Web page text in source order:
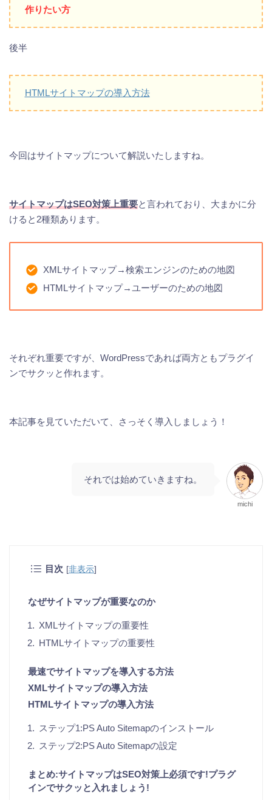
作りたい方
後半
HTMLサイトマップの導入方法
今回はサイトマップについて解説いたしますね。
サイトマップはSEO対策上重要と言われており、大まかに分
けると2種類あります。
XMLサイトマップ→検索エンジンのための地図
HTMLサイトマップ→ユーザーのための地図
それぞれ重要ですが、WordPressであれば両方ともプラグイ
ンでサクッと作れます。
本記事を見ていただいて、さっそく導入しましょう！
それでは始めていきますね。
michi
目次 [非表示]
なぜサイトマップが重要なのか
XMLサイトマップの重要性
HTMLサイトマップの重要性
最速でサイトマップを導入する方法
XMLサイトマップの導入方法
HTMLサイトマップの導入方法
ステップ1:PS Auto Sitemapのインストール
ステップ2:PS Auto Sitemapの設定
まとめ:サイトマップはSEO対策上必須です!プラグ
インでサクッと入れましょう!